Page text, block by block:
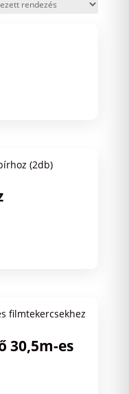
30,5m-es